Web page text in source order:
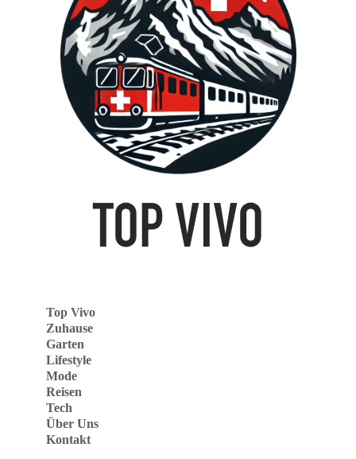
Top Vivo
Zuhause
Garten
Lifestyle
Mode
Reisen
Tech
Über Uns
Kontakt